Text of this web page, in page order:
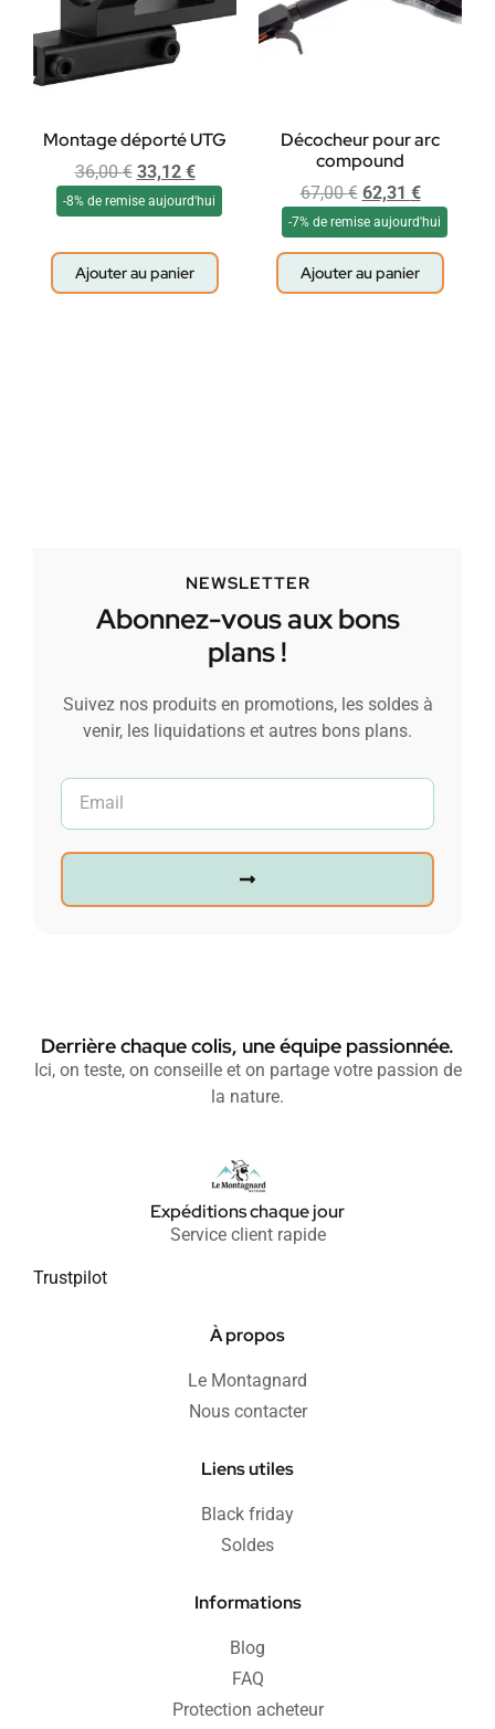
Montage déporté UTG
36,00€ 33,12 €
-8% de remise aujourd'hui
Ajouter au panier
Décocheur pour arc
compound
67,00€ 62,31 €
-7% de remise aujourd'hui
Ajouter au panier
NEWSLETTER
Abonnez-vous aux bons
plans !
Suivez nos produits en promotions, les soldes à
venir, les liquidations et autres bons plans.
Derrière chaque colis, une équipe passionnée.
Ici, on teste, on conseille et on partage votre passion de
la nature.
Expéditions chaque jour
Service client rapide
Trustpilot
À propos
Le Montagnard
Nous contacter
Liens utiles
Black friday
Soldes
Informations
Blog
FAQ
Protection acheteur